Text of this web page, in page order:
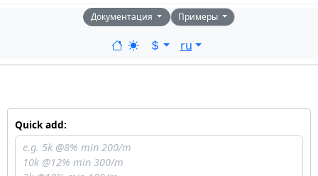
Документация Примеры
ru
Quick add: